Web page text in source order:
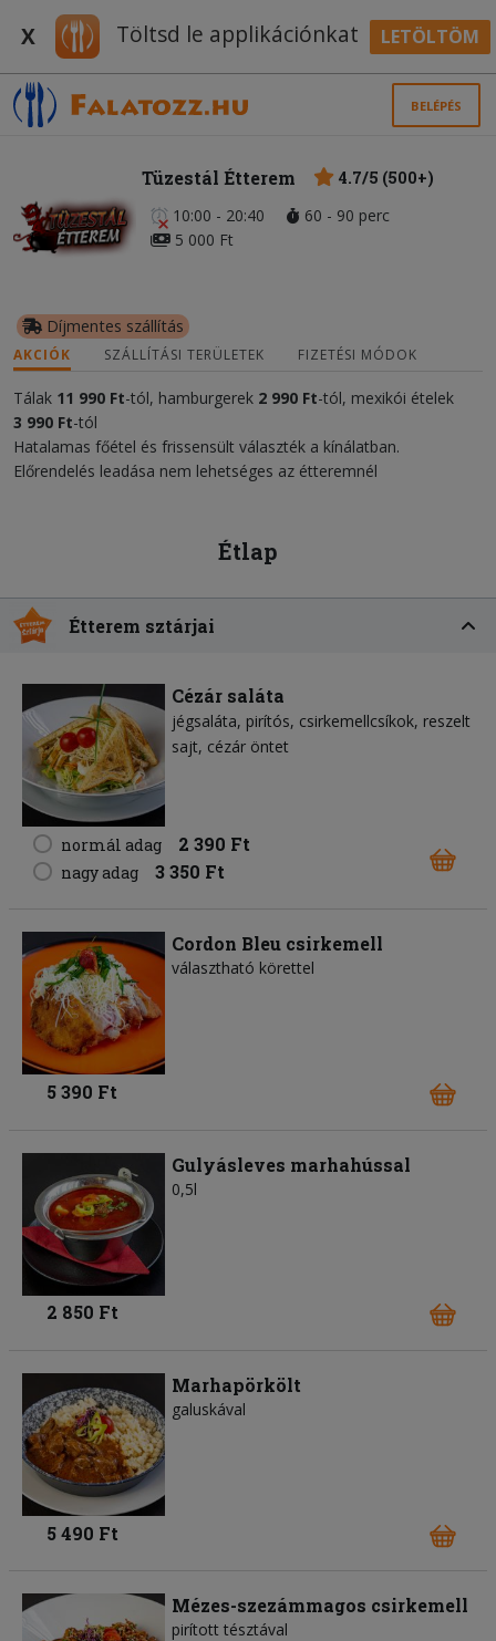
X Töltsd le applikációnkat LETÖLTÖM
BELÉPÉS
Tüzestál Étterem
4.7/5 (500+)
10:00 - 20:40
60 - 90 perc
5 000 Ft
Díjmentes szállítás
AKCIÓK SZÁLLÍTÁSI TERÜLETEK FIZETÉSI MÓDOK
Tálak 11 990 Ft-tól, hamburgerek 2 990 Ft-tól, mexikói ételek
3 990 Ft-tól
Hatalamas főétel és frissensült választék a kínálatban.
Előrendelés leadása nem lehetséges az étteremnél
Étlap
Étterem sztárjai
Cézár saláta
jégsaláta pirítós csirkemellcsíkok reszelt
sajt cézár öntet
normál adag 2 390 Ft
nagy adag 3 350 Ft
Cordon Bleu csirkemell
választható körettel
5 390 Ft
Gulyásleves marhahússal
0,5l
2 850 Ft
Marhapörkölt
galuskával
5 490 Ft
Mézes-szezámmagos csirkemell
pirított tésztával